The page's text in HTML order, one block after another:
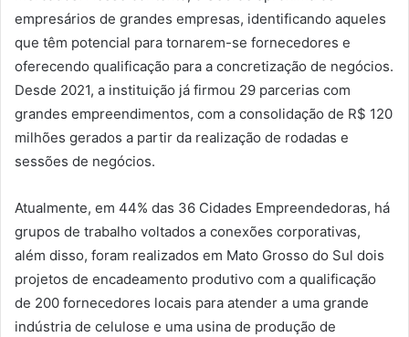
empresários de grandes empresas, identificando aqueles
que têm potencial para tornarem-se fornecedores e
oferecendo qualificação para a concretização de negócios.
Desde 2021, a instituição já firmou 29 parcerias com
grandes empreendimentos, com a consolidação de R$ 120
milhões gerados a partir da realização de rodadas e
sessões de negócios.
Atualmente, em 44% das 36 Cidades Empreendedoras, há
grupos de trabalho voltados a conexões corporativas,
além disso, foram realizados em Mato Grosso do Sul dois
projetos de encadeamento produtivo com a qualificação
de 200 fornecedores locais para atender a uma grande
indústria de celulose e uma usina de produção de